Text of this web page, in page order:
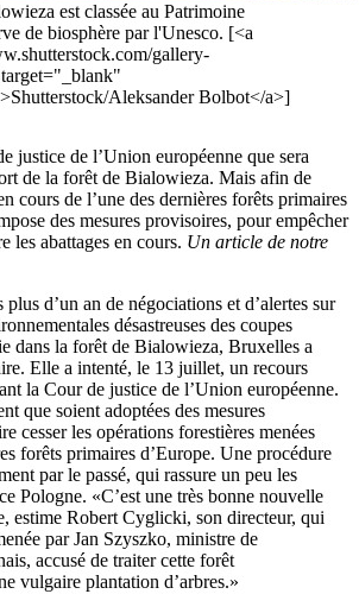
est classée au Patrimoine
de biosphère par l'Unesco. [<a
gallery-
Aleksander Bolbot</a>]
justice de l’Union européenne que sera
de la forêt de Bialowieza. Mais afin de
cours de l’une des dernières forêts primaires
des mesures provisoires, pour empêcher
les abattages en cours. Un article de notre
d’un an de négociations et d’alertes sur
désastreuses des coupes
dans la forêt de Bialowieza, Bruxelles a
Elle a intenté, le 13 juillet, un recours
la Cour de justice de l’Union européenne.
que soient adoptées des mesures
cesser les opérations forestières menées
forêts primaires d’Europe. Une procédure
par le passé, qui rassure un peu les
Pologne. «C’est une très bonne nouvelle
estime Robert Cyglicki, son directeur, qui
par Jan Szyszko, ministre de
accusé de traiter cette forêt
vulgaire plantation d’arbres.»